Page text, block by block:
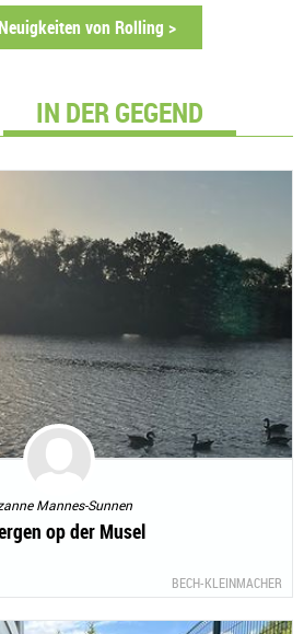
von Rolling >
IN DER GEGEND
Mannes-Sunnen
op der Musel
BECH-KLEINMACHER